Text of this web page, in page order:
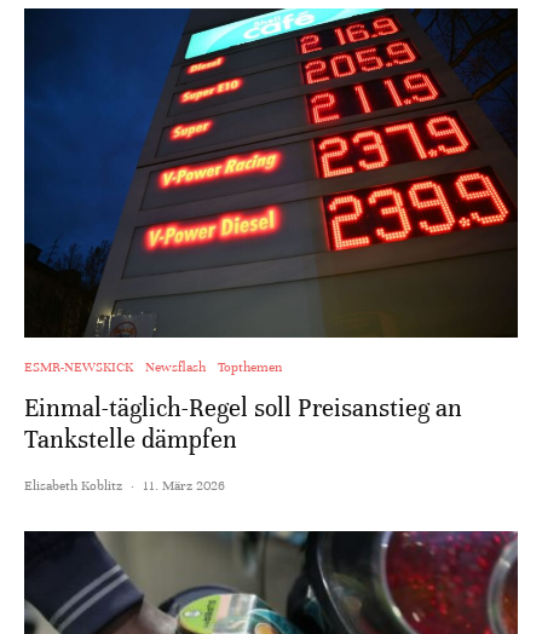
ESMR-NEWSKICK Newsflash Topthemen
Einmal-täglich-Regel soll Preisanstieg an
Tankstelle dämpfen
Elisabeth Koblitz · 11. März 2026